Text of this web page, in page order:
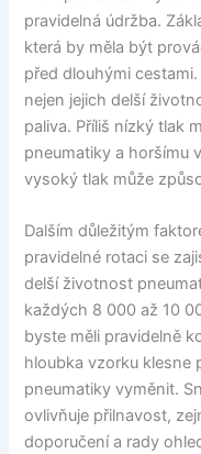
pravidelná údržba.
která by měla být
před dlouhými
nejen jejich delší
paliva. Příliš nízký tlak
pneumatiky a horšímu
vysoký tlak může
Dalším důležitým
pravidelné rotaci se
delší životnost
každých 8 000 až 10
byste měli pravidelně
hloubka vzorku klesne
pneumatiky vyměnit.
ovlivňuje přilnavost,
doporučení a rady